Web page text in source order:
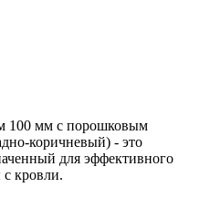
100 мм с порошковым
коричневый) - это
для эффективного
кровли.